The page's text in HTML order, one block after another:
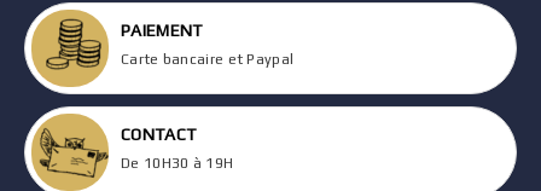
PAIEMENT
Carte bancaire et Paypal
CONTACT
De 10H30 à 19H